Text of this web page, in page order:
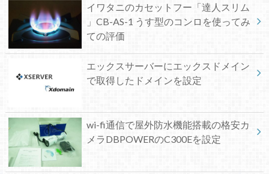
イワタニのカセットフー「達人スリム
」CB-AS-1 うす型のコンロを使ってみ
ての評価
エックスサーバーにエックスドメイン
で取得したドメインを設定
wi-fi通信で屋外防水機能搭載の格安カ
メラDBPOWERのC300Eを設定